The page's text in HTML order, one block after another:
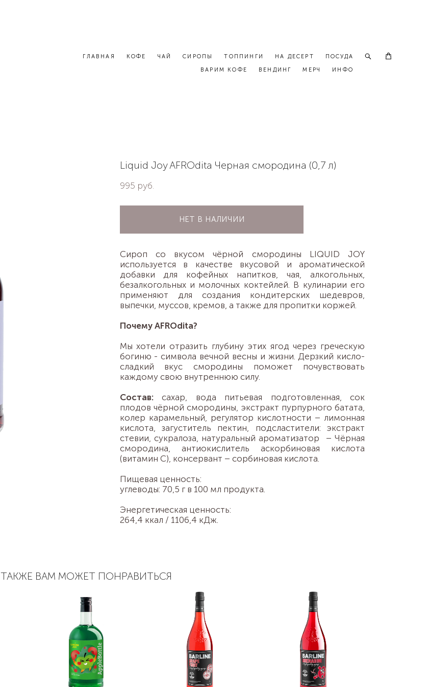
ГЛАВНАЯ КОФЕ ЧАЙ СИРОПЫ ТОППИНГИ НА ДЕСЕРТ
ПОСУДА
ВАРИМ КОФЕ
ВЕНДИНГ МЕРЧ ИНФО
Liquid Joy AFROdita Черная смородина (0,7 л)
995 pуб.
НЕТ В НАЛИЧИИ
Сироп со вкусом чёрной смородины LIQUID JOY
используется в качестве вкусовой и ароматической
добавки для кофейных напитков, чая, алкогольных,
безалкогольных и молочных коктейлей. В кулинарии его
применяют для создания кондитерских шедевров,
выпечки, муссов, кремов, а также для пропитки коржей.
Почему AFROdita?
Мы хотели отразить глубину этих ягод через греческую
богиню - символа вечной весны и жизни. Дерзкий кисло-
сладкий вкус смородины поможет почувствовать
каждому свою внутреннюю силу.
Состав:сахар, вода питьевая подготовленная, сок
плодов чёрной смородины, экстракт пурпурного батата,
колер карамельный, регулятор кислотности – лимонная
кислота, загуститель пектин, подсластители: экстракт
стевии, сукралоза, натуральный ароматизатор – Чёрная
смородина, антиокислитель аскорбиновая кислота
(витамин С), консервант – сорбиновая кислота.
Пищевая ценность:
углеводы: 70,5 г в 100 мл продукта.
Энергетическая ценность:
264,4 ккал / 1106,4 кДж.
ТАКЖЕ ВАМ МОЖЕТ ПОНРАВИТЬСЯ